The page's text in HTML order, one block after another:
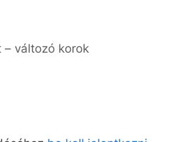
– változó korok